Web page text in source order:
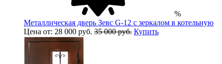
%
Металлическая дверь Зевс G-12 с зеркалом в котельную
Цена от: 28 000 руб. 35 000 руб. Купить